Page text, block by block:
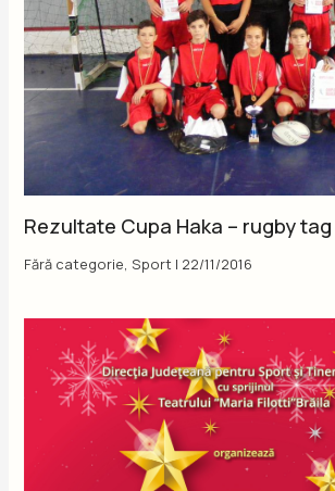
Rezultate Cupa Haka – rugby tag
Fără categorie,Sport | 22/11/2016